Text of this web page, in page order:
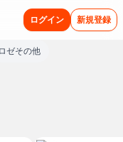
ログイン 新規登録
ロゼその他